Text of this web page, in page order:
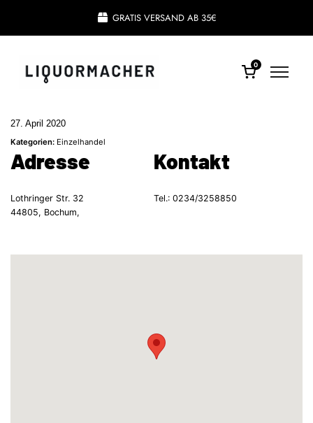
GRATIS VERSAND AB 35€
0
27. April 2020
Kategorien: Einzelhandel
Adresse
Lothringer Str. 32
44805, Bochum,
Kontakt
Tel.: 0234/3258850